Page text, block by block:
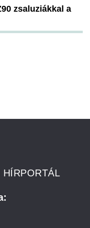
zsaluziákkal a